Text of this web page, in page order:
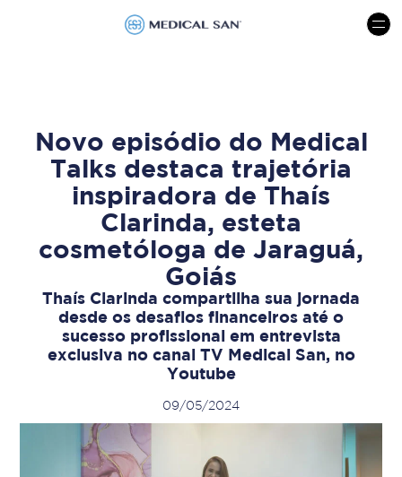
menu
Novo episódio do Medical
Talks destaca trajetória
inspiradora de Thaís
Clarinda, esteta
cosmetóloga de Jaraguá,
Goiás
Thaís Clarinda compartilha sua jornada
desde os desafios financeiros até o
sucesso profissional em entrevista
exclusiva no canal TV Medical San, no
Youtube
09/05/2024